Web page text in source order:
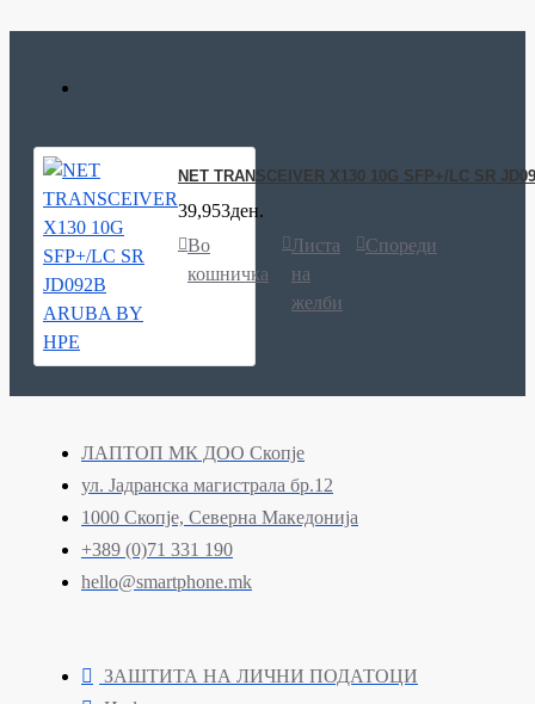
NET TRANSCEIVER X130 10G SFP+/LC SR
39,953ден.
Во
кошничка
Листа
на
желби
Спореди
ЛАПТОП МК ДОО Скопје
ул. Јадранска магистрала бр.12
1000 Скопје, Северна Македонија
+389 (0)71 331 190
hello@smartphone.mk
ЗАШТИТА НА ЛИЧНИ ПОДАТОЦИ